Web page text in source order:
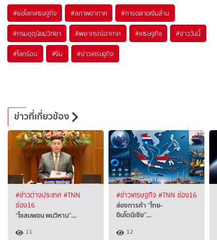
#ย่อโลกเศรษฐกิจ #สภาพอากาศ #การตลาดเงินล้าน
#กรมอุตุนิยมวิทยา #พยากรณ์อากาศ #เศรษฐกิจ #ข่าววันนี้
#โลกร้อน #จีน #ข่าวเศรษฐกิจ
ข่าวที่เกี่ยวข้อง
#ข่าวต่างประเทศ #TNN
ช่อง16
“ไซสมพอน พมวิหาน”…
11
#ข่าวเศรษฐกิจ #TNN ช่อง16
ส่องการค้า “ไทย-
อินโดนีเซีย”…
12